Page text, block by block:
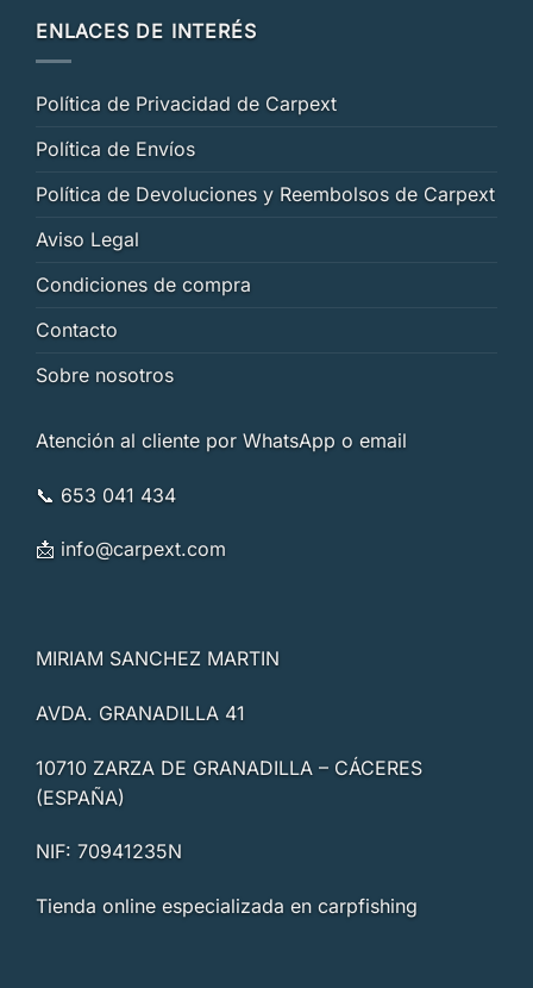
ENLACES DE INTERÉS
Política de Privacidad de Carpext
Política de Envíos
Política de Devoluciones y Reembolsos de Carpext
Aviso Legal
Condiciones de compra
Contacto
Sobre nosotros
Atención al cliente por WhatsApp o email
📞 653 041 434
📩 info@carpext.com
MIRIAM SANCHEZ MARTIN
AVDA. GRANADILLA 41
10710 ZARZA DE GRANADILLA – CÁCERES
(ESPAÑA)
NIF: 70941235N
Tienda online especializada en carpfishing